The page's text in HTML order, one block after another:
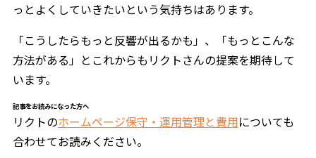
っとよくしていきたいという気持ちはあります。
「こうしたらもっと反響が出るかも」、「もっとこんな
方法がある」とこれからもリクトさんの提案を期待して
います。
記事をお読みになった方へ
リクトのホームページ保守・運用管理と費用についても
合わせてお読みください。